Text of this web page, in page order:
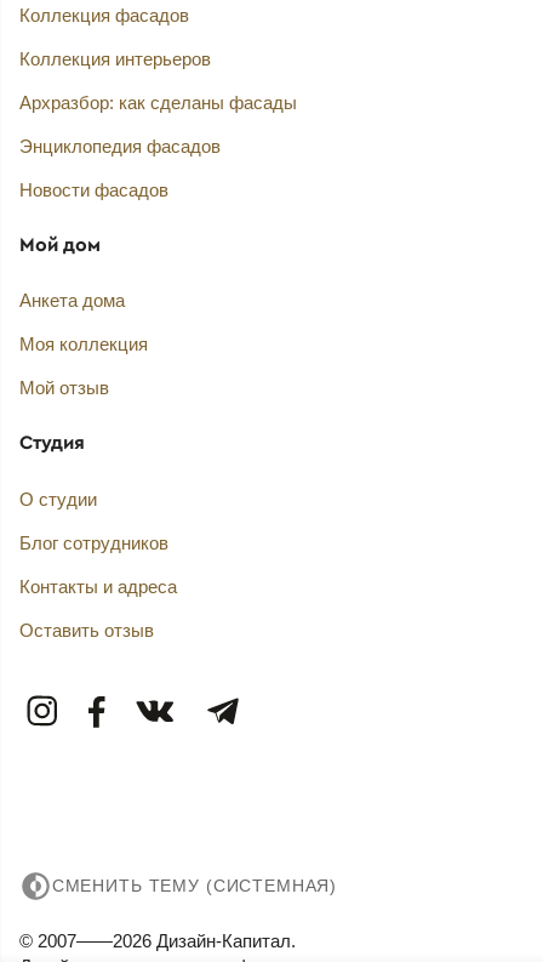
Коллекция фасадов
Коллекция интерьеров
Архразбор: как сделаны фасады
Энциклопедия фасадов
Новости фасадов
Мой дом
Анкета дома
Моя коллекция
Мой отзыв
Студия
О студии
Блог сотрудников
Контакты и адреса
Оставить отзыв
СМЕНИТЬ ТЕМУ (СИСТЕМНАЯ)
© 2007——2026 Дизайн-Капитал.